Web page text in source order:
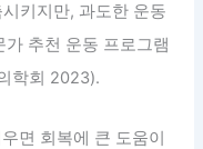
시키지만, 과도한 운동
추천 운동 프로그램
학회 2023).
면 회복에 큰 도움이